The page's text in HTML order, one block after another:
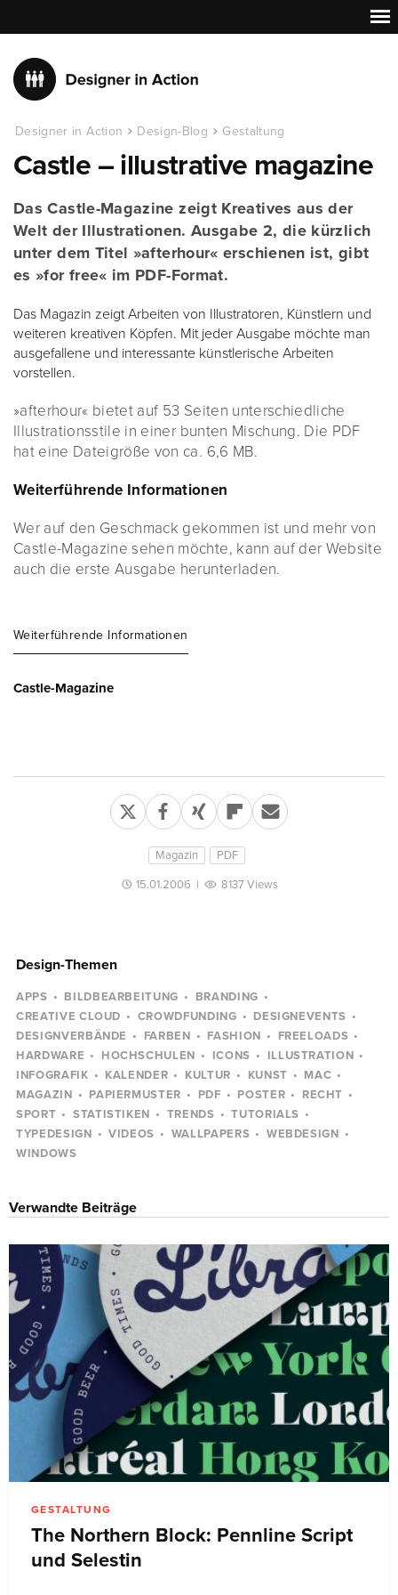
Designer in Action Design-Blog Gestaltung
Castle – illustrative magazine
Das Castle-Magazine zeigt Kreatives aus der
Welt der Illustrationen. Ausgabe 2, die kürzlich
unter dem Titel »afterhour« erschienen ist, gibt
es »for free« im PDF-Format.
Das Magazin zeigt Arbeiten von Illustratoren, Künstlern und
weiteren kreativen Köpfen. Mit jeder Ausgabe möchte man
ausgefallene und interessante künstlerische Arbeiten
vorstellen.
»afterhour« bietet auf 53 Seiten unterschiedliche
Illustrationsstile in einer bunten Mischung. Die PDF
hat eine Dateigröße von ca. 6,6 MB.
Weiterführende Informationen
Wer auf den Geschmack gekommen ist und mehr von
Castle-Magazine sehen möchte, kann auf der Website
auch die erste Ausgabe herunterladen.
Weiterführende Informationen
Castle-Magazine
Magazin PDF
15.01.2006 | 8137 Views
Design-Themen
APPS BILDBEARBEITUNG
BRANDING
CREATIVE CLOUD
CROWDFUNDING
DESIGNEVENTS
DESIGNVERBÄNDE
FARBEN FASHION
FREELOADS
HARDWARE
HOCHSCHULEN ICONS
ILLUSTRATION
INFOGRAFIK
KALENDER KULTUR KUNST
MAC
MAGAZIN
PAPIERMUSTER PDF POSTER
RECHT
SPORT
STATISTIKEN TRENDS
TUTORIALS
TYPEDESIGN
VIDEOS WALLPAPERS
WEBDESIGN
WINDOWS
Verwandte Beiträge
GESTALTUNG
The Northern Block: Pennline Script
und Selestin